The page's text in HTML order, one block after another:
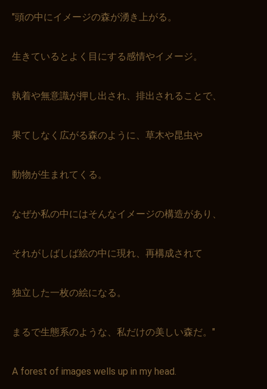
"頭の中にイメージの森が湧き上がる。
生きているとよく目にする感情やイメージ。
執着や無意識が押し出され、排出されることで、
果てしなく広がる森のように、草木や昆虫や
動物が生まれてくる。
なぜか私の中にはそんなイメージの構造があり、
それがしばしば絵の中に現れ、再構成されて
独立した一枚の絵になる。
まるで生態系のような、私だけの美しい森だ。"
A forest of images wells up in my head.